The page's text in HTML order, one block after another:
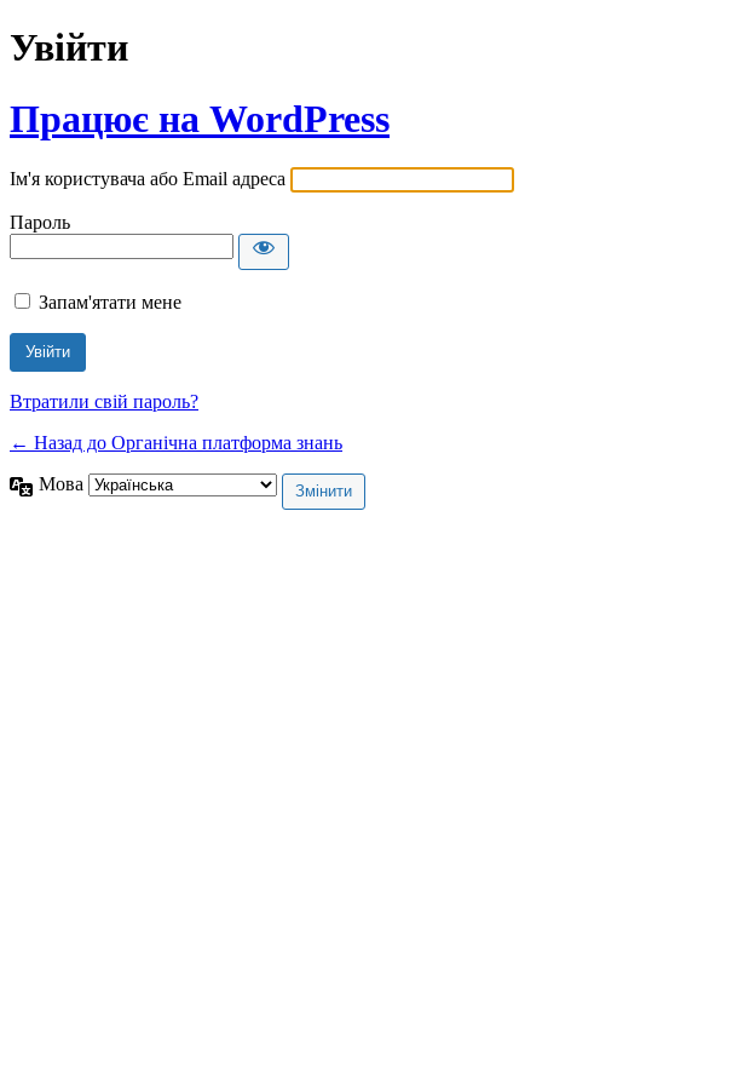
Увійти
Працює на WordPress
Ім'я користувача або Email адреса
Пароль
Запам'ятати мене
Втратили свій пароль?
← Назад до Органічна платформа знань
Мова